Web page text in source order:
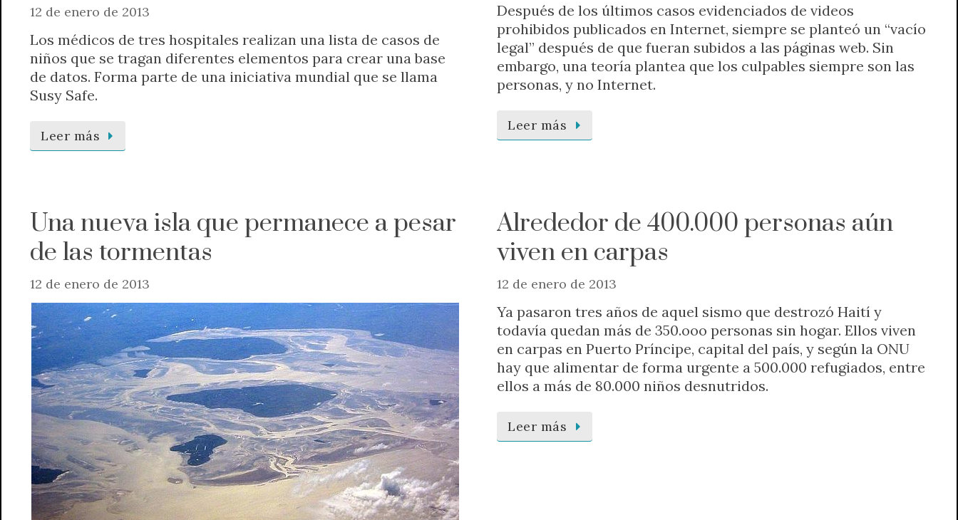
12 de enero de 2013
Los médicos de tres hospitales realizan una lista de casos de
niños que se tragan diferentes elementos para crear una base
de datos. Forma parte de una iniciativa mundial que se llama
Susy Safe.
Leer más
Después de los últimos casos evidenciados de videos
prohibidos publicados en Internet, siempre se planteó un “vacío
legal” después de que fueran subidos a las páginas web. Sin
embargo, una teoría plantea que los culpables siempre son las
personas, y no Internet.
Leer más
Una nueva isla que permanece a pesar
de las tormentas
12 de enero de 2013
Alrededor de 400.000 personas aún
viven en carpas
12 de enero de 2013
Ya pasaron tres años de aquel sismo que destrozó Haití y
todavía quedan más de 350.ooo personas sin hogar. Ellos viven
en carpas en Puerto Príncipe, capital del país, y según la ONU
hay que alimentar de forma urgente a 500.000 refugiados, entre
ellos a más de 80.000 niños desnutridos.
Leer más